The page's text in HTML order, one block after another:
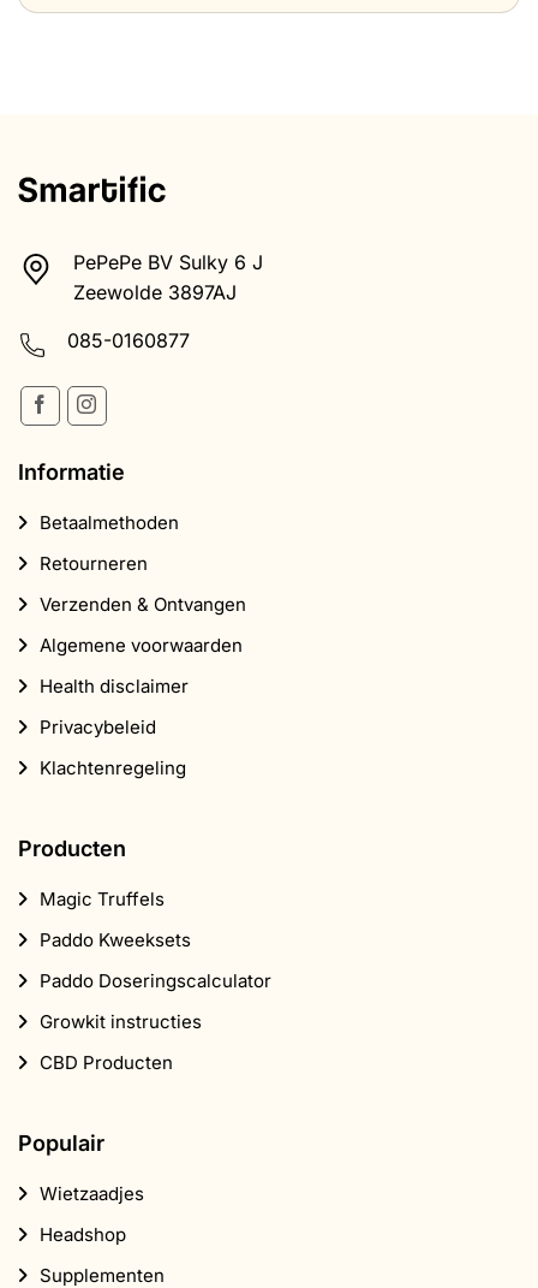
PePePe BV Sulky 6 J
Zeewolde 3897AJ
085-0160877
Informatie
Betaalmethoden
Retourneren
Verzenden & Ontvangen
Algemene voorwaarden
Health disclaimer
Privacybeleid
Klachtenregeling
Producten
Magic Truffels
Paddo Kweeksets
Paddo Doseringscalculator
Growkit instructies
CBD Producten
Populair
Wietzaadjes
Headshop
Supplementen